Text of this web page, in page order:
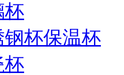
杯
钢杯保温杯
杯